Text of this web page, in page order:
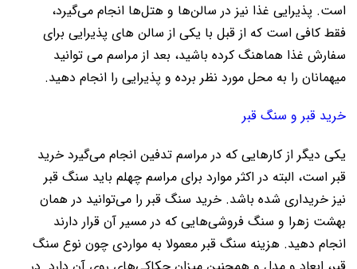
است. پذیرایی غذا نیز در سالن‌ها و هتل‌ها انجام می‌گیرد،
فقط کافی است که از قبل با یکی از سالن های پذیرایی برای
سفارش غذا هماهنگ کرده باشید، بعد از مراسم می توانید
میهمانان را به محل مورد نظر برده و پذیرایی را انجام دهید.
خرید قبر و سنگ قبر
یکی دیگر از کارهایی که در مراسم تدفین انجام می‌گیرد خرید
قبر است، البته در اکثر موارد برای مراسم چهلم باید سنگ قبر
نیز خریداری شده باشد. خرید سنگ قبر را می‌توانید در همان
بهشت زهرا و سنگ فروشی‌هایی که در مسیر آن قرار دارند
انجام دهید. هزینه سنگ قبر معمولا به مواردی چون نوع سنگ